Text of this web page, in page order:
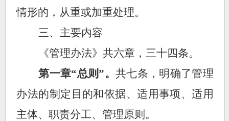
情形的，从重或加重处理。
三、主要内容
《管理办法》共六章，三十四条。
第一章“总则”。共七条，明确了管理
办法的制定目的和依据、适用事项、适用
主体、职责分工、 管理原则。